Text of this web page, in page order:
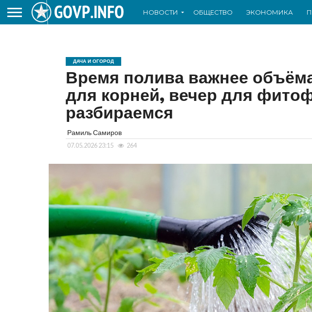
НОВОСТИ ОБЩЕСТВО ЭКОНОМИКА
ДАЧА И ОГОРОД
Время полива важнее
для корней, вечер для
разбираемся
Рамиль Самиров
07.05.2026 23:15 264